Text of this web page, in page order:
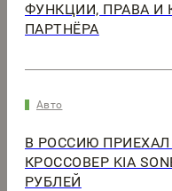
ФУНКЦИИ, ПРАВА И
ПАРТНЁРА
Авто
В РОССИЮ
КРОССОВЕР KIA
РУБЛЕЙ